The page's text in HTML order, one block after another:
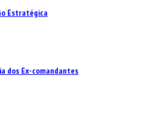
Estratégica
dos Ex-comandantes